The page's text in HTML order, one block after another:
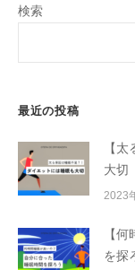
検索
最近の投稿
【
大切
2023
【
を探